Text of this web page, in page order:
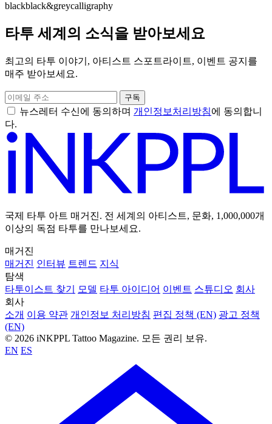
blackblack&greycalligraphy
타투 세계의 소식을 받아보세요
최고의 타투 이야기, 아티스트 스포트라이트, 이벤트 공지를
매주 받아보세요.
구독
뉴스레터 수신에 동의하며 개인정보처리방침에 동의합니
다.
국제 타투 아트 매거진. 전 세계의 아티스트, 문화, 1,000,000개
이상의 독점 타투를 만나보세요.
매거진
매거진 인터뷰 트렌드 지식
탐색
타투이스트 찾기
모델 타투 아이디어 이벤트 스튜디오 회사
회사
소개 이용 약관 개인정보 처리방침 편집 정책 (EN) 광고 정책
(EN)
© 2026 iNKPPL Tattoo Magazine. 모든 권리 보유.
EN ES